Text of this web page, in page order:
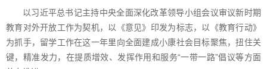
以习近平总书记主持中央全面深化改革领导小组会议审议新时期
教育对外开放工作为契机，以《意见》印发为标志，以《教育行动》
为抓手，留学工作在这一年里向全面建成小康社会目标聚焦，扭住关
键，精准发力，在提质增效、发挥作用和服务“一带一路”倡议等方面